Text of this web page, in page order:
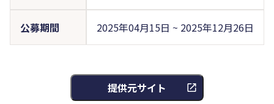
公募期間 2025年04月15日 ~ 2025年12月26日
提供元サイト